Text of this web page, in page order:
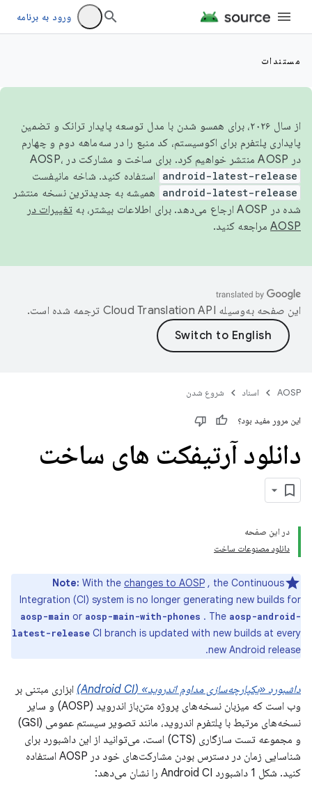
ورود به برنامه
مستندات
از سال ۲۰۲۶، برای همسو شدن با مدل توسعه پایدار ترانک و تضمین
پایداری پلتفرم برای اکوسیستم، کد منبع را در سه‌ماهه دوم و چهارم
در AOSP منتشر خواهیم کرد. برای ساخت و مشارکت در AOSP،
android-latest-release استفاده کنید. شاخه مانیفست
android-latest-release
همیشه به جدیدترین نسخه منتشر
شده در AOSP ارجاع می‌دهد. برای اطلاعات بیشتر، به
تغییرات در
AOSP مراجعه کنید.
این صفحه به‌وسیله ترجمه شده است.
AOSP اسناد شروع شدن
این مرور مفید بود؟
دانلود آرتیفکت های ساخت
در این صفحه
دانلود مصنوعات ساخت
Note: With the changes to AOSP , the Continuous
Integration (CI) system is no longer generating new builds for
aosp-main or aosp-main-with-phones . The aosp-android-
latest-release CI branch is updated with new builds at every
new Android release.
داشبورد «یکپارچه‌سازی مداوم اندروید» (Android CI)
ابزاری مبتنی بر
وب است که میزبان نسخه‌های پروژه متن‌باز اندروید (AOSP) و سایر
نسخه‌های مرتبط با پلتفرم اندروید، مانند تصویر سیستم عمومی (GSI)
و مجموعه تست سازگاری (CTS) است. می‌توانید از این داشبورد برای
شناسایی زمان در دسترس بودن مشارکت‌های خود در AOSP استفاده
کنید. شکل 1 داشبورد Android CI را نشان می‌دهد: